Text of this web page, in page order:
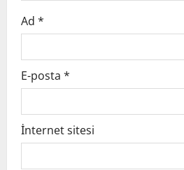
Ad *
E-posta *
İnternet sitesi